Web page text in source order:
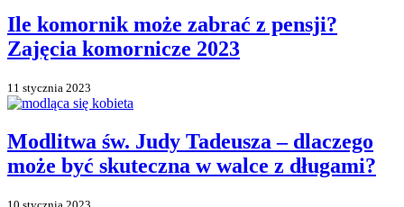
Ile komornik może zabrać z pensji?
Zajęcia komornicze 2023
11 stycznia 2023
Modlitwa św. Judy Tadeusza – dlaczego
może być skuteczna w walce z długami?